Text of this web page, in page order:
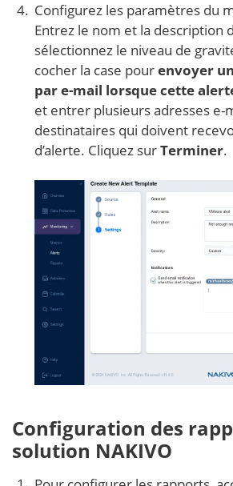
Configurez les paramètres du
Entrez le nom et la description
sélectionnez le niveau de
cocher la case pourenvoyer
par e-mail lorsque cette
et entrer plusieurs adresses e-
destinataires qui doivent
d’alerte. Cliquez surTerminer.
Configuration des
solution NAKIVO